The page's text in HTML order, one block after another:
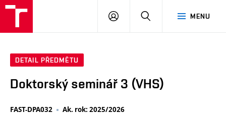
MENU
PŘIHLÁSIT
DETAIL PŘEDMĚTU
Doktorský seminář 3 (VHS)
FAST-DPA032 Ak. rok: 2025/2026